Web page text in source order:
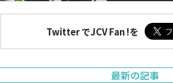
Twitter でJCV Fan !を
最新の記事